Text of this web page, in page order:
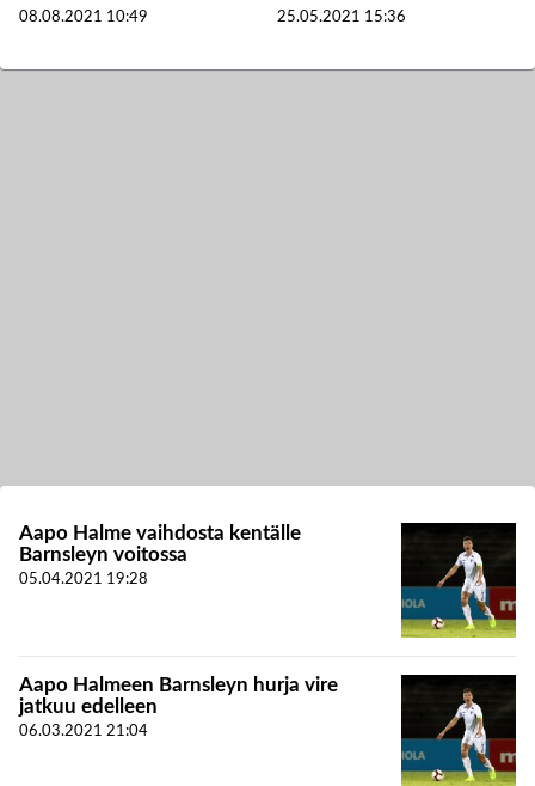
08.08.2021 10:49 25.05.2021 15:36
Aapo Halme vaihdosta kentälle
Barnsleyn voitossa
05.04.2021 19:28
Aapo Halmeen Barnsleyn hurja vire
jatkuu edelleen
06.03.2021 21:04